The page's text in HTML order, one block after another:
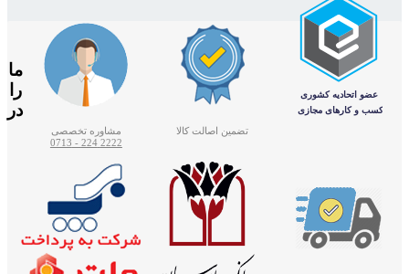
تضمین اصالت کالا
مشاوره تخصصی
2222 224 - 0713
ما
را
در